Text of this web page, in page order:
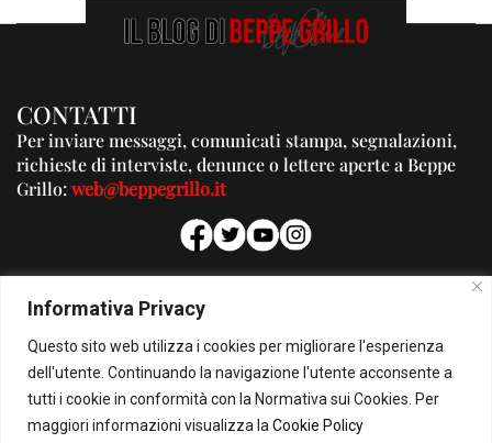
Informativa Privacy
Questo sito web utilizza i cookies per migliorare l'esperienza
dell'utente. Continuando la navigazione l'utente acconsente a
tutti i cookie in conformità con la Normativa sui Cookies. Per
maggiori informazioni visualizza la Cookie Policy
CONTATTI
Per inviare messaggi, comunicati stampa, segnalazioni,
richieste di interviste, denunce o lettere aperte a Beppe
Grillo:web@beppegrillo.it
PUBBLICITA'
Per la tua pubblicità su questo Blog:
pubblicita@beppegrillo.it